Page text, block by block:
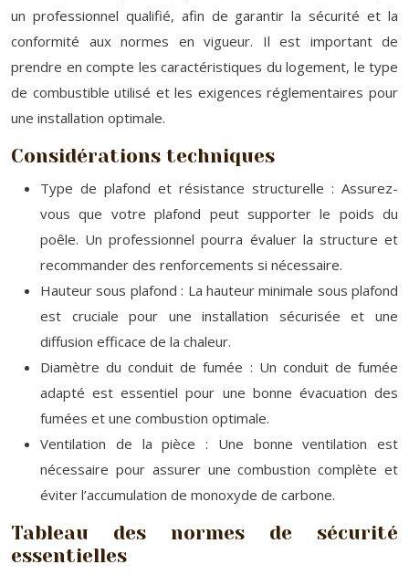
un professionnel qualifié, afin de garantir la sécurité et la
conformité aux normes en vigueur. Il est important de
prendre en compte les caractéristiques du logement, le type
de combustible utilisé et les exigences réglementaires pour
une installation optimale.
Considérations techniques
Type de plafond et résistance structurelle : Assurez-
vous que votre plafond peut supporter le poids du
poêle. Un professionnel pourra évaluer la structure et
recommander des renforcements si nécessaire.
Hauteur sous plafond : La hauteur minimale sous plafond
est cruciale pour une installation sécurisée et une
diffusion efficace de la chaleur.
Diamètre du conduit de fumée : Un conduit de fumée
adapté est essentiel pour une bonne évacuation des
fumées et une combustion optimale.
Ventilation de la pièce : Une bonne ventilation est
nécessaire pour assurer une combustion complète et
éviter l’accumulation de monoxyde de carbone.
Tableau des normes de sécurité
essentielles